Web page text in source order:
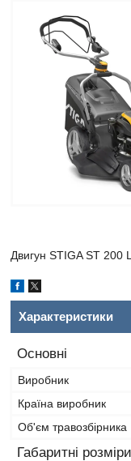
Двигун STIGA ST 200
Характеристики
Основні
Виробник
Країна виробник
Об'єм травозбірника
Габаритні розміри